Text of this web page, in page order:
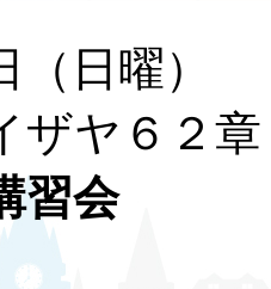
日（日
イザヤ
習会